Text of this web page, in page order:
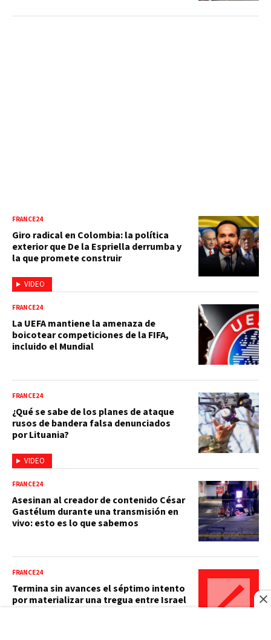
VIDEO
FRANCE24
Giro radical en Colombia: la política
exterior que De la Espriella derrumba y
la que promete construir
FRANCE24
La UEFA mantiene la amenaza de
boicotear competiciones de la FIFA,
incluido el Mundial
VIDEO
FRANCE24
¿Qué se sabe de los planes de ataque
rusos de bandera falsa denunciados
por Lituania?
FRANCE24
Asesinan al creador de contenido César
Gastélum durante una transmisión en
vivo: esto es lo que sabemos
FRANCE24
Termina sin avances el séptimo intento
por materializar una tregua entre Israel